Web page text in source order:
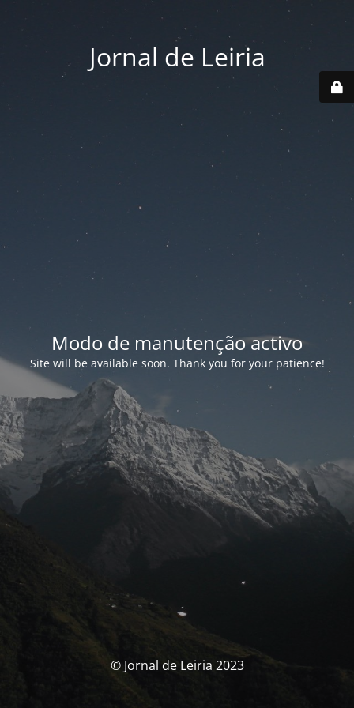
Jornal de Leiria
Modo de manutenção activo
Site will be available soon. Thank you for your patience!
© Jornal de Leiria 2023